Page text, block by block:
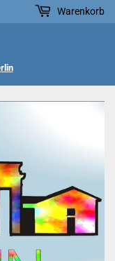
Warenkorb